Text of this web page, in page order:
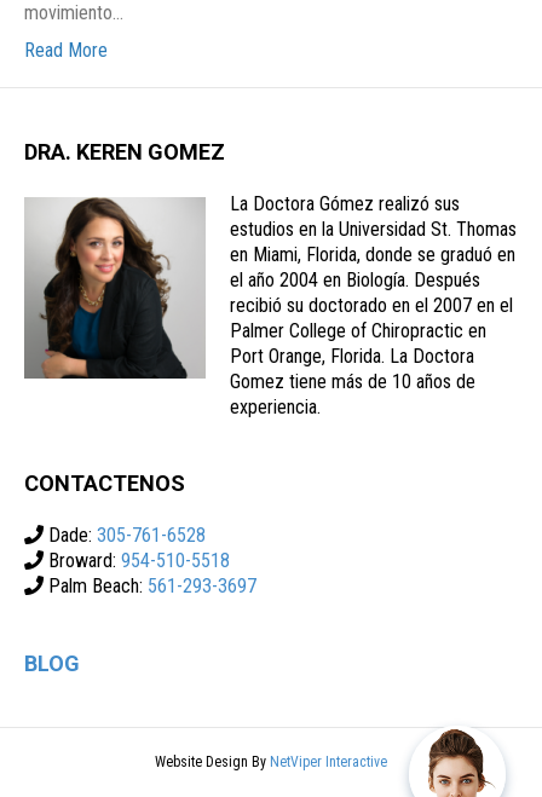
movimiento…
Read More
DRA. KEREN GOMEZ
La Doctora Gómez realizó sus
estudios en la Universidad St. Thomas
en Miami, Florida, donde se graduó en
el año 2004 en Biología. Después
recibió su doctorado en el 2007 en el
Palmer College of Chiropractic en
Port Orange, Florida. La Doctora
Gomez tiene más de 10 años de
experiencia.
CONTACTENOS
Dade: 305-761-6528
Broward: 954-510-5518
Palm Beach: 561-293-3697
BLOG
Website Design By NetViper Interactive